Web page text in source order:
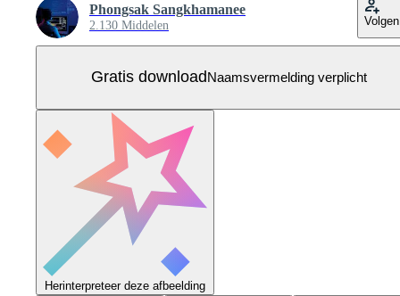
Phongsak Sangkhamanee
2.130 Middelen Volgen
Gratis download Naamsvermelding verplicht
Herinterpreteer deze afbeelding